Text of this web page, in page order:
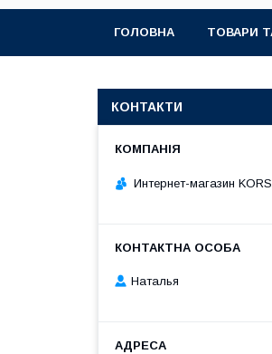
ГОЛОВНА ТОВАРИ
КОНТАКТИ
Интернет-магазин
Наталья